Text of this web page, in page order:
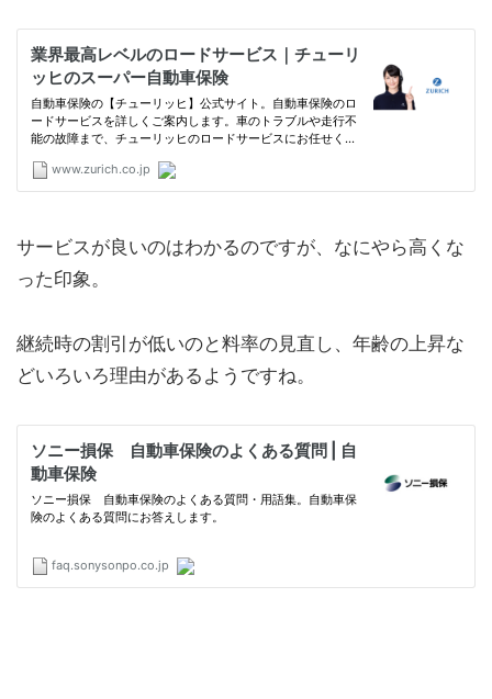
サービスが良いのはわかるのですが、なにやら高くな
った印象。
継続時の割引が低いのと料率の見直し、年齢の上昇な
どいろいろ理由があるようですね。